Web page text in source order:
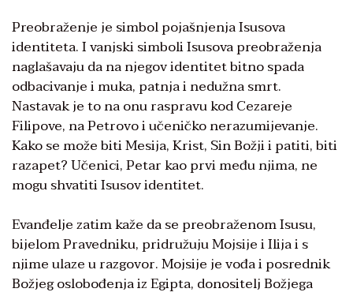
Preobraženje je simbol pojašnjenja Isusova
identiteta. I vanjski simboli Isusova preobraženja
naglašavaju da na njegov identitet bitno spada
odbacivanje i muka, patnja i nedužna smrt.
Nastavak je to na onu raspravu kod Cezareje
Filipove, na Petrovo i učeničko nerazumijevanje.
Kako se može biti Mesija, Krist, Sin Božji i patiti, biti
razapet? Učenici, Petar kao prvi među njima, ne
mogu shvatiti Isusov identitet.
Evanđelje zatim kaže da se preobraženom Isusu,
bijelom Pravedniku, pridružuju Mojsije i Ilija i s
njime ulaze u razgovor. Mojsije je vođa i posrednik
Božjeg oslobođenja iz Egipta, donositelj Božjega